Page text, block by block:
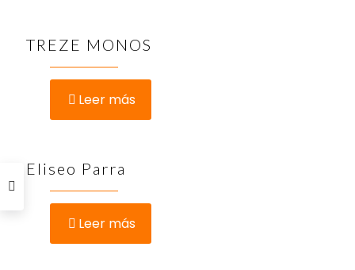
TREZE MONOS
Leer más
Eliseo Parra
Leer más